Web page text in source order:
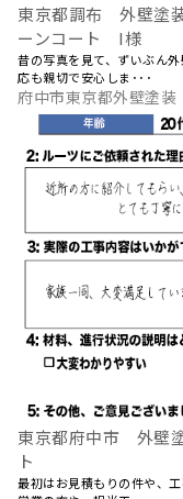
東京都調布 外壁塗
ーンコート I様
昔の写真を見て、ずいぶん
応も親切で安心しま･･･
府中市東京都外壁塗装
東京都府中市 外壁
ト
最初はお見積もりの件や、